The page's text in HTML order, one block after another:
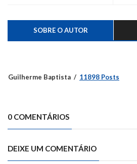
SOBRE O AUTOR
Guilherme Baptista 11898 Posts
0 COMENTÁRIOS
DEIXE UM COMENTÁRIO